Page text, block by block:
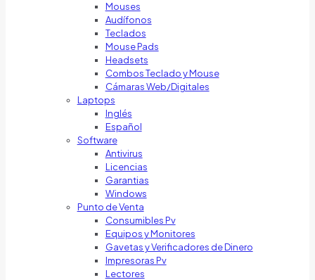
Mouses
Audífonos
Teclados
Mouse Pads
Headsets
Combos Teclado y Mouse
Cámaras Web/Digitales
Laptops
Inglés
Español
Software
Antivirus
Licencias
Garantias
Windows
Punto de Venta
Consumibles Pv
Equipos y Monitores
Gavetas y Verificadores de Dinero
Impresoras Pv
Lectores